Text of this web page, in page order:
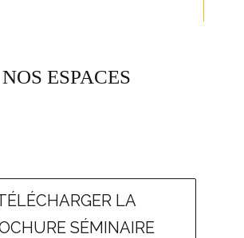
NOS ESPACES
LA
SÉMINAIRE